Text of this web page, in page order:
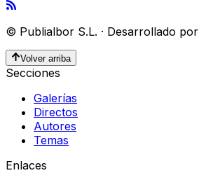
© Publialbor S.L. · Desarrollado por
Volver arriba
Secciones
Galerías
Directos
Autores
Temas
Enlaces